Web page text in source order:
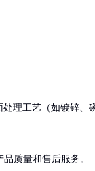
处理工艺（如镀锌、
质量和售后服务。